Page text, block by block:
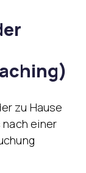
zu Hause
einer